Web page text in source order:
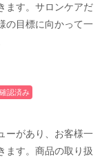
ます。サロンケアだ
の目標に向かって一
認済み
ーがあり、お客様一
ます。商品の取り扱